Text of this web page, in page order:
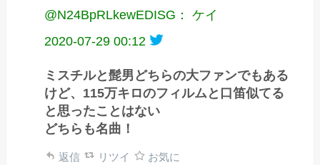
@N24BpRLkewEDISG： ケイ
2020-07-29 00:12
ミスチルと髭男どちらの大ファンでもある
けど、115万キロのフィルムと口笛似てる
と思ったことはない
どちらも名曲！
返信 リツイ お気に